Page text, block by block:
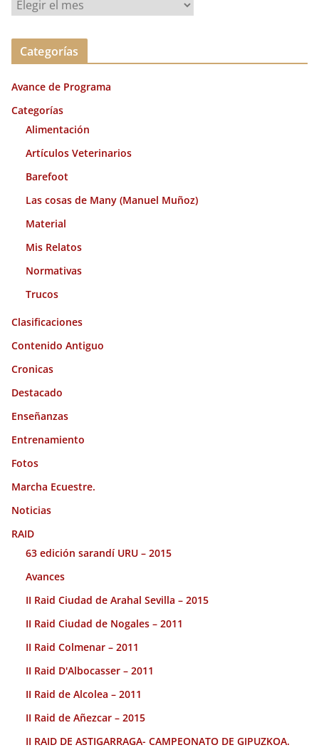
r
c
v
o
Categorías
Avance de Programa
Categorías
Alimentación
Artículos Veterinarios
Barefoot
Las cosas de Many (Manuel Muñoz)
Material
Mis Relatos
Normativas
Trucos
Clasificaciones
Contenido Antiguo
Cronicas
Destacado
Enseñanzas
Entrenamiento
Fotos
Marcha Ecuestre.
Noticias
RAID
63 edición sarandí URU – 2015
Avances
II Raid Ciudad de Arahal Sevilla – 2015
II Raid Ciudad de Nogales – 2011
II Raid Colmenar – 2011
II Raid D'Albocasser – 2011
II Raid de Alcolea – 2011
II Raid de Añezcar – 2015
II RAID DE ASTIGARRAGA- CAMPEONATO DE GIPUZKOA.